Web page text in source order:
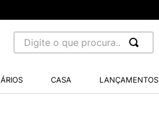
Digite o que procura...
CASA LANÇAMENTOS
BALANCE 530